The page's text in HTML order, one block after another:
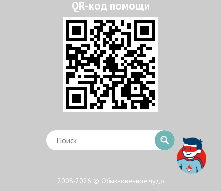
2008-2026 © Обыкновенное чудо